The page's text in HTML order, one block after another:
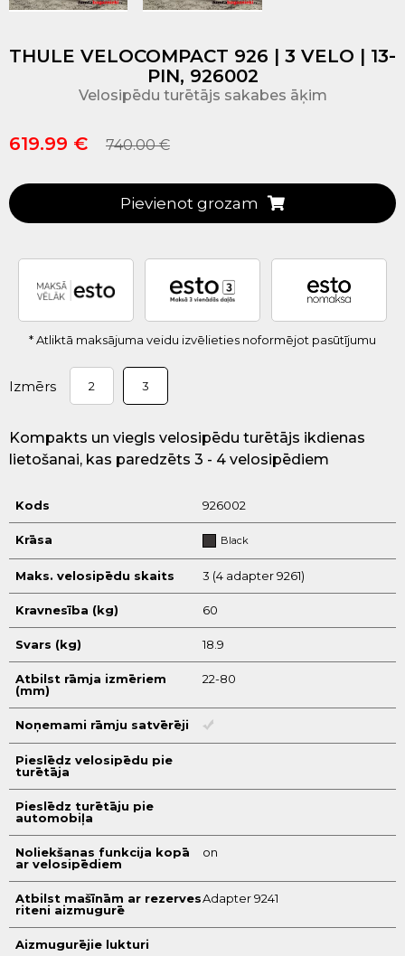
THULE VELOCOMPACT 926 | 3 VELO | 13-
PIN, 926002
Velosipēdu turētājs sakabes āķim
619.99 € 740.00 €
Pievienot grozam
* Atliktā maksājuma veidu izvēlieties noformējot pasūtījumu
Izmērs 2 3
Kompakts un viegls velosipēdu turētājs ikdienas
lietošanai, kas paredzēts 3 - 4 velosipēdiem
Kods 926002
Krāsa Black
Maks. velosipēdu skaits 3 (4 adapter 9261)
Kravnesība (kg) 60
Svars (kg) 18.9
Atbilst rāmja izmēriem
(mm)
22-80
Noņemami rāmju satvērēji
Pieslēdz velosipēdu pie
turētāja
Pieslēdz turētāju pie
automobiļa
Noliekšanas funkcija kopā
ar velosipēdiem
on
Atbilst mašīnām ar rezerves
riteni aizmugurē
Adapter 9241
Aizmugurējie lukturi